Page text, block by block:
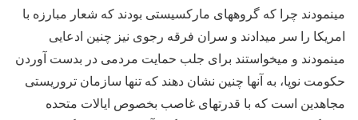
مینمودند چرا که گروههای مارکسیستی بودند که شعار مبارزه با
امریکا را سر میدادند و سران فرقه رجوی نیز چنین ادعایی
مینمودند و میخواستند برای جلب حمایت مردمی در بدست آوردن
حکومت نوپا، به آنها چنین نشان دهند که تنها سازمان تروریستی
مجاهدین است که با قدرتهای غاصب بخصوص ایالات متحده